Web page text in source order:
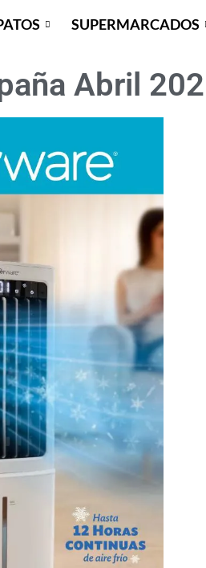
SUPERMARCADOS
Abril